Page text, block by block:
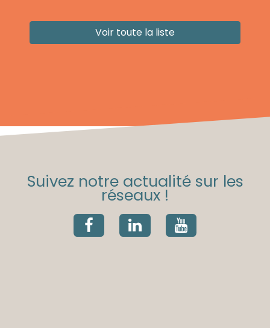
Voir toute la liste
Suivez notre actualité sur les
réseaux !